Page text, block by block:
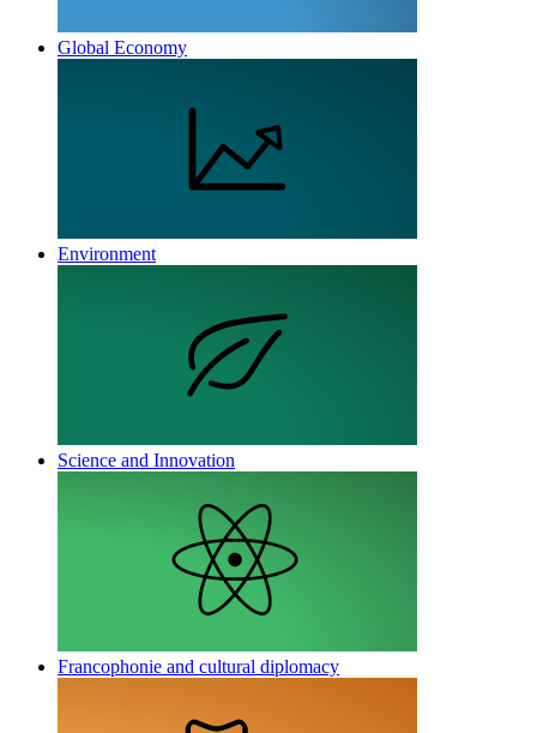
Global Economy
Environment
Science and Innovation
Francophonie and cultural diplomacy